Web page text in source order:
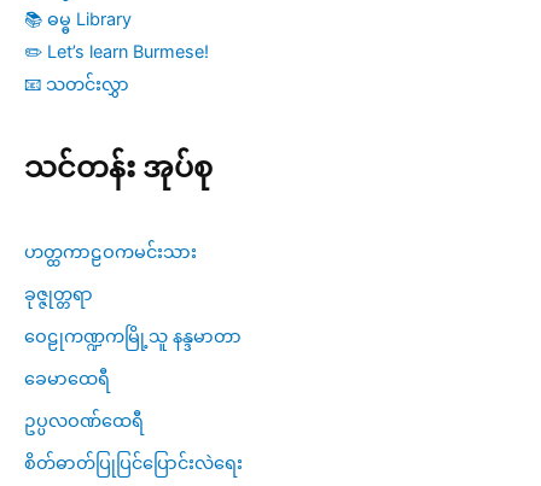
📚 ဓမ္ဓ Library
✏️ Let’s learn Burmese!
📧 သတင်းလွှာ
သင်တန်း အုပ်စု
ဟတ္ထကာဠဝကမင်းသား
ခုဇ္ဇုတ္တရာ
ဝေဠုကဏ္ဍကမြို့သူ နန္ဒမာတာ
ခေမာထေရီ
ဥပ္ပလဝဏ်ထေရီ
စိတ်ဓာတ်ပြုပြင်ပြောင်းလဲရေး